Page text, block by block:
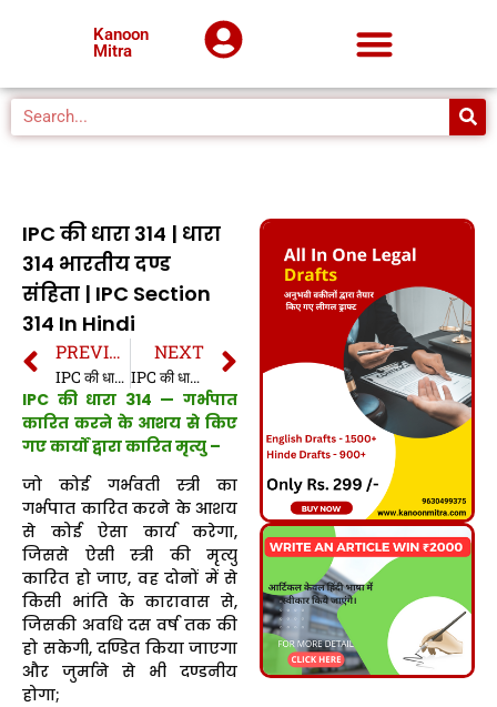
Kanoon
Mitra
IPC की धारा 314 | धारा
314 भारतीय दण्ड
संहिता | IPC Section
314 In Hindi
PREVIOUS
IPC की धारा 313 | धारा 313 भारतीय दण्ड संहिता | IPC Section 313 In Hindi
NEXT
IPC की धारा 315 | धारा 315 भारतीय दण्ड संहिता | IPC Section 315 In Hindi
IPC की धारा 314 — गर्भपात
कारित करने के आशय से किए
गए कार्यों द्वारा कारित मृत्यु –
जो कोई गर्भवती स्त्री का
गर्भपात कारित करने के आशय
से कोई ऐसा कार्य करेगा,
जिससे ऐसी स्त्री की मृत्यु
कारित हो जाए, वह दोनों में से
किसी भांति के कारावास से,
जिसकी अवधि दस वर्ष तक की
हो सकेगी, दण्डित किया जाएगा
और जुर्माने से भी दण्डनीय
होगा;